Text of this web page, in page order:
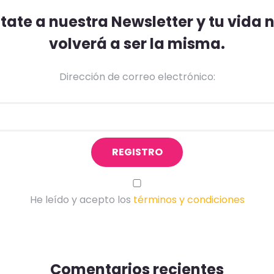
a nuestra Newsletter y tu vida
volverá a ser la misma.
Dirección de correo electrónico:
He leído y acepto los términos y condiciones
Comentarios recientes